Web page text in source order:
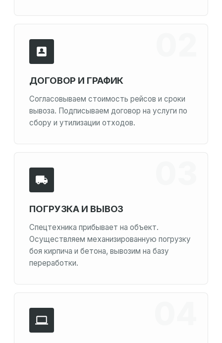
ДОГОВОР И ГРАФИК
Согласовываем стоимость рейсов и сроки
вывоза. Подписываем договор на услуги по
сбору и утилизации отходов.
ПОГРУЗКА И ВЫВОЗ
Спецтехника прибывает на объект.
Осуществляем механизированную погрузку
боя кирпича и бетона, вывозим на базу
переработки.